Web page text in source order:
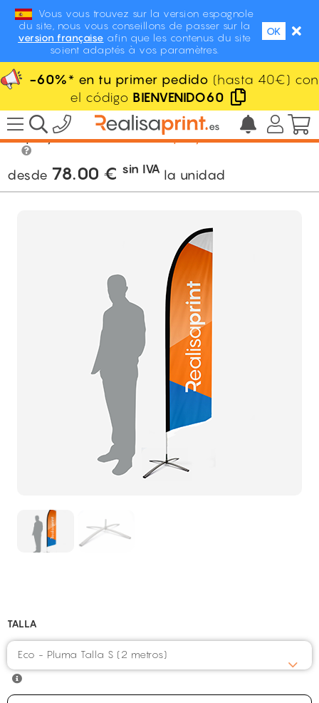
Vous vous trouvez sur la version espagnole
du site, nous vous conseillons de passer sur la
version française afin que les contenus du site
soient adaptés à vos paramètres.
OK
-60%* en tu primer pedido (hasta 40€) con
el código BIENVENIDO60
/ Stand / PLV / Eventos / Expositores /
Displays / Banderola de playa
desde 78.00 € sin IVA la unidad
TALLA
Eco - Pluma Talla S (2 metros)